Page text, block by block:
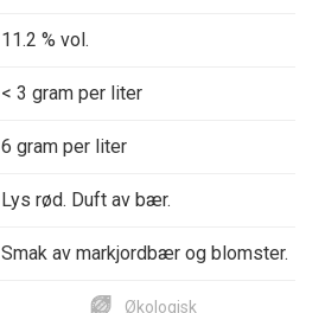
11.2 % vol.
< 3 gram per liter
6 gram per liter
Lys rød. Duft av bær.
Smak av markjordbær og blomster.
Økologisk